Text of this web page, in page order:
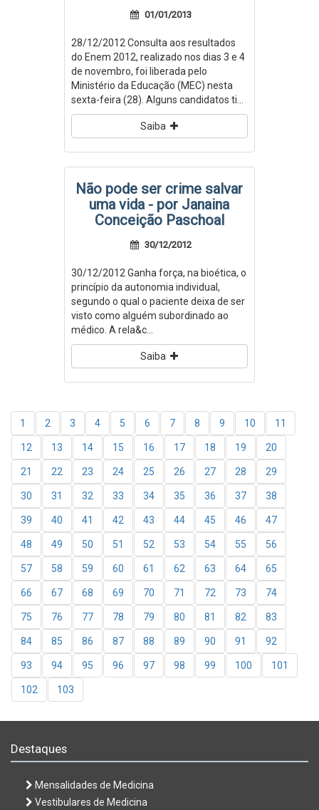
01/01/2013
28/12/2012 Consulta aos resultados
do Enem 2012, realizado nos dias 3 e 4
de novembro, foi liberada pelo
Ministério da Educação (MEC) nesta
sexta-feira (28). Alguns candidatos ti...
Saiba
Não pode ser crime salvar
uma vida - por Janaina
Conceição Paschoal
30/12/2012
30/12/2012 Ganha força, na bioética, o
princípio da autonomia individual,
segundo o qual o paciente deixa de ser
visto como alguém subordinado ao
médico. A rela&c...
Saiba
1 2 3 4 5 6 7 8 9 10 11
12 13 14 15 16 17 18 19 20
21 22 23 24 25 26 27 28 29
30 31 32 33 34 35 36 37 38
39 40 41 42 43 44 45 46 47
48 49 50 51 52 53 54 55 56
57 58 59 60 61 62 63 64 65
66 67 68 69 70 71 72 73 74
75 76 77 78 79 80 81 82 83
84 85 86 87 88 89 90 91 92
93 94 95 96 97 98 99 100 101
102 103
Destaques
Mensalidades de Medicina
Vestibulares de Medicina